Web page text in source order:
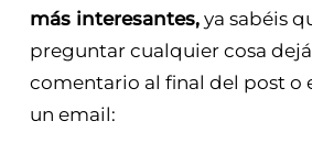
más interesantes,ya sabéis
preguntar cualquier cosa
comentario al final del post o
un email: